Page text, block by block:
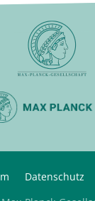
Datenschutz